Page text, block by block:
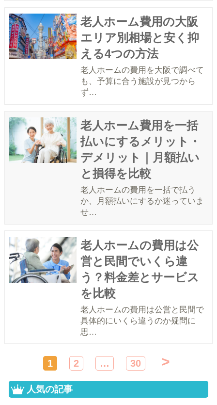
老人ホーム費用の大阪
エリア別相場と安く抑
える4つの方法
老人ホームの費用を大阪で調べて
も、予算に合う施設が見つから
ず…
老人ホーム費用を一括
払いにするメリット・
デメリット｜月額払い
と損得を比較
老人ホームの費用を一括で払う
か、月額払いにするか迷っていま
せ…
老人ホームの費用は公
営と民間でいくら違
う？料金差とサービス
を比較
老人ホームの費用は公営と民間で
具体的にいくら違うのか疑問に
思…
ナ
ビ
ゲ
1 2 … 30 >
人気の記事